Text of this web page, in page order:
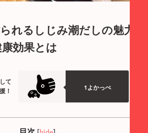
れるしじみ潮だしの魅力
効果とは
て
！
1よかっぺ
目次